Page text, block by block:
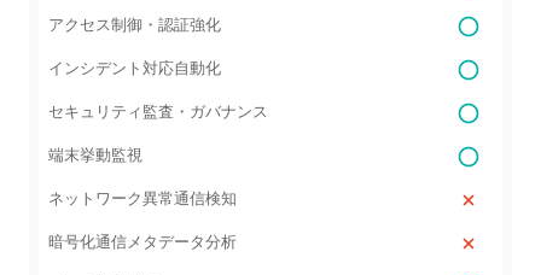
アクセス制御・認証強化
インシデント対応自動化
セキュリティ監査・ガバナンス
端末挙動監視
ネットワーク異常通信検知
暗号化通信メタデータ分析